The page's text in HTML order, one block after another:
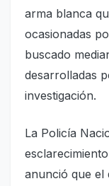
arma blanca
ocasionadas
buscado
desarrolladas
investigación.
La Policía
anunció que el